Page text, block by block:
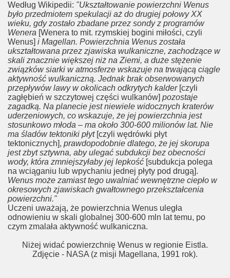
Według Wikipedii: "Ukształtowanie powierzchni Wenus
było przedmiotem spekulacji aż do drugiej połowy XX
wieku, gdy zostało zbadane przez sondy z programów
Wenera [Wenera to mit. rzymskiej bogini miłości, czyli
Wenus] i Magellan. Powierzchnia Wenus została
ukształtowana przez zjawiska wulkaniczne, zachodzące w
skali znacznie większej niż na Ziemi, a duże stężenie
związków siarki w atmosferze wskazuje na trwającą ciągle
aktywność wulkaniczną. Jednak brak obserwowanych
przepływów lawy w okolicach odkrytych kalder [czyli
zagłębień w szczytowej części wulkanów] pozostaje
zagadką. Na planecie jest niewiele widocznych kraterów
uderzeniowych, co wskazuje, że jej powierzchnia jest
stosunkowo młoda – ma około 300-600 milionów lat. Nie
ma śladów tektoniki płyt [czyli wędrówki płyt
tektonicznych], prawdopodobnie dlatego, że jej skorupa
jest zbyt sztywna, aby ulegać subdukcji bez obecności
wody, która zmniejszyłaby jej lepkość [subdukcja polega
na wciąganiu lub wpychaniu jednej płyty pod drugą].
Wenus może zamiast tego uwalniać wewnętrzne ciepło w
okresowych zjawiskach gwałtownego przekształcenia
powierzchni."
Uczeni uważają, że powierzchnia Wenus uległa
odnowieniu w skali globalnej 300-600 mln lat temu, po
czym zmalała aktywność wulkaniczna.
Niżej widać powierzchnię Wenus w regionie Eistla.
Zdjęcie - NASA (z misji Magellana, 1991 rok).